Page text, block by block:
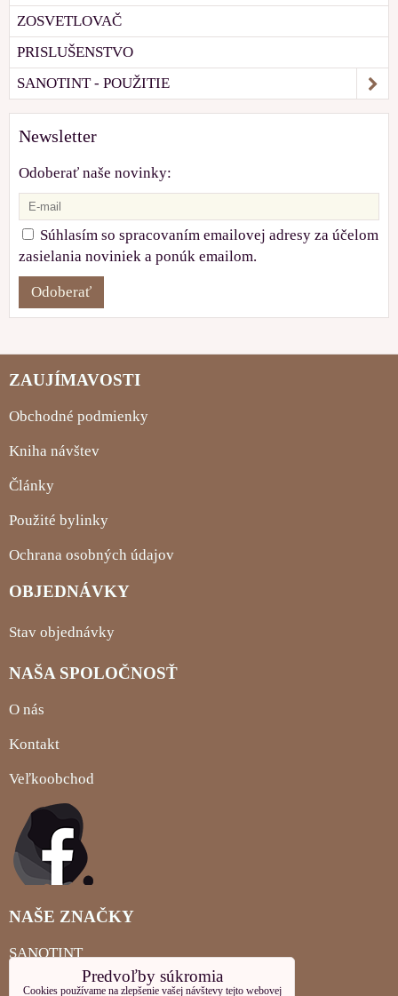
ZOSVETLOVAČ
PRISLUŠENSTVO
SANOTINT - POUŽITIE
Newsletter
Odoberať naše novinky:
Súhlasím so spracovaním emailovej adresy za účelom
zasielania noviniek a ponúk emailom.
Odoberať
ZAUJÍMAVOSTI
Obchodné podmienky
Kniha návštev
Články
Použité bylinky
Ochrana osobných údajov
OBJEDNÁVKY
Stav objednávky
NAŠA SPOLOČNOSŤ
O nás
Kontakt
Veľkoobchod
NAŠE ZNAČKY
SANOTINT
MIGLIORIN
Predvoľby súkromia
Cookies používame na zlepšenie vašej návštevy tejto webovej